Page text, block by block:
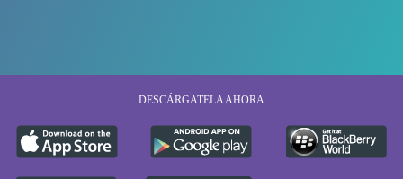
DESCÁRGATELA AHORA